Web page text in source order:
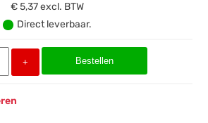
€ 5,37excl. BTW
Direct leverbaar.
+ Bestellen